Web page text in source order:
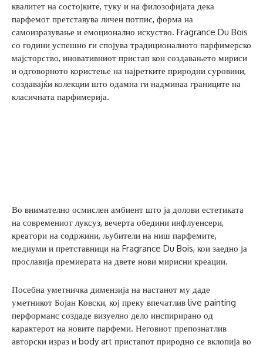
квалитет на состојките, туку и на филозофијата дека
парфемот претставува личен потпис, форма на
самоизразување и емоционално искуство. Fragrance Du Bois
со години успешно ги спојува традиционалното парфимерско
мајсторство, иновативниот пристап кон создавањето мириси
и одговорното користење на најретките природни суровини,
создавајќи колекции што одамна ги надминаа границите на
класичната парфимерија.
Во внимателно осмислен амбиент што ја долови естетиката
на современиот луксуз, вечерта обедини инфлуенсери,
креатори на содржини, љубители на ниш парфемите,
медиуми и претставници на Fragrance Du Bois, кои заедно ја
прославија премиерата на двете нови мирисни креации.
Посебна уметничка димензија на настанот му даде
уметникот Бојан Ковски, кој преку впечатлив live painting
перформанс создаде визуелно дело инспирирано од
карактерот на новите парфеми. Неговиот препознатлив
авторски израз и body art пристапот природно се вклопија во